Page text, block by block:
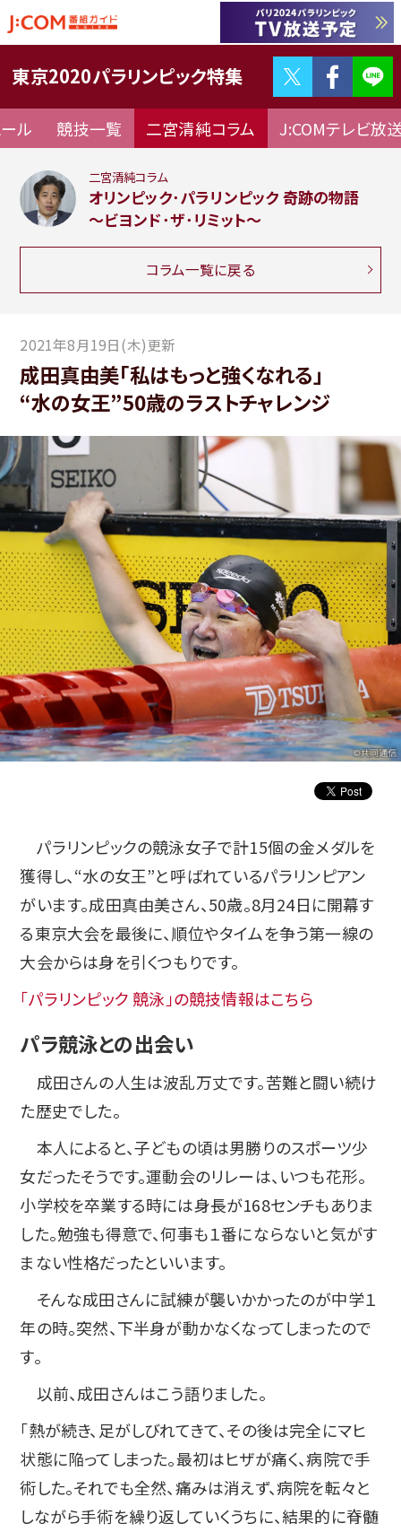
東京2020パラリンピック特集
ル 競技一覧 二宮清純コラム J:COMテレビ放
Twitter
二宮清純コラム
オリンピック･パラリンピック 奇跡の物語
～ビヨンド･ザ･リミット～
コラム一覧に戻る
2021年8月19日(木)更新
成田真由美「私はもっと強くなれる」
“水の女王”50歳のラストチャレンジ
パラリンピックの競泳女子で計15個の金メダルを
獲得し、“水の女王”と呼ばれているパラリンピアン
がいます。成田真由美さん、50歳。8月24日に開幕す
る東京大会を最後に、順位やタイムを争う第一線の
大会からは身を引くつもりです。
「パラリンピック 競泳」の競技情報はこちら
パラ競泳との出会い
成田さんの人生は波乱万丈です。苦難と闘い続け
た歴史でした。
本人によると、子どもの頃は男勝りのスポーツ少
女だったそうです。運動会のリレーは、いつも花形。
小学校を卒業する時には身長が168センチもありま
した。勉強も得意で、何事も１番にならないと気がす
まない性格だったといいます。
そんな成田さんに試練が襲いかかったのが中学１
年の時。突然、下半身が動かなくなってしまったので
す。
以前、成田さんはこう語りました。
「熱が続き、足がしびれてきて、その後は完全にマヒ
状態に陥ってしまった。最初はヒザが痛く、病院で手
術した。それでも全然、痛みは消えず、病院を転々と
しながら手術を繰り返していくうちに、結果的に脊髄